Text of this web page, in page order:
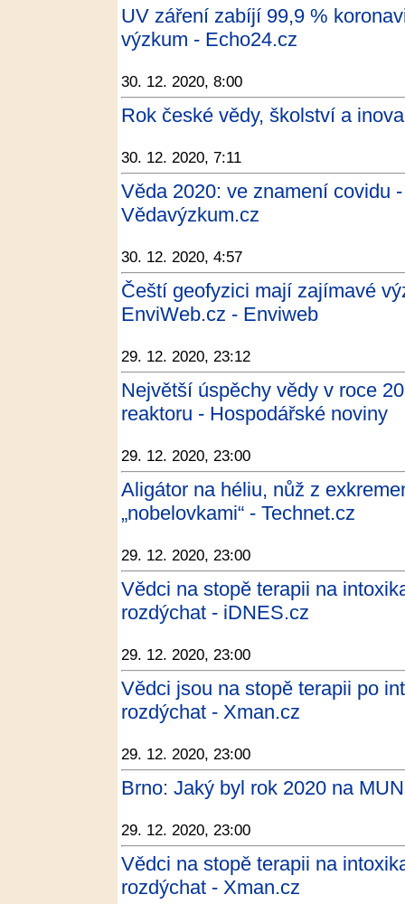
UV záření zabíjí 99,9 %
výzkum - Echo24.cz
30. 12. 2020, 8:00
Rok české vědy, školství a
30. 12. 2020, 7:11
Věda 2020: ve znamení covidu
Vědavýzkum.cz
30. 12. 2020, 4:57
Čeští geofyzici mají zajímavé
EnviWeb.cz - Enviweb
29. 12. 2020, 23:12
Největší úspěchy vědy v roce
reaktoru - Hospodářské noviny
29. 12. 2020, 23:00
Aligátor na héliu, nůž z
„nobelovkami“ - Technet.cz
29. 12. 2020, 23:00
Vědci na stopě terapii na
rozdýchat - iDNES.cz
29. 12. 2020, 23:00
Vědci jsou na stopě terapii po
rozdýchat - Xman.cz
29. 12. 2020, 23:00
Brno: Jaký byl rok 2020 na
29. 12. 2020, 23:00
Vědci na stopě terapii na
rozdýchat - Xman.cz